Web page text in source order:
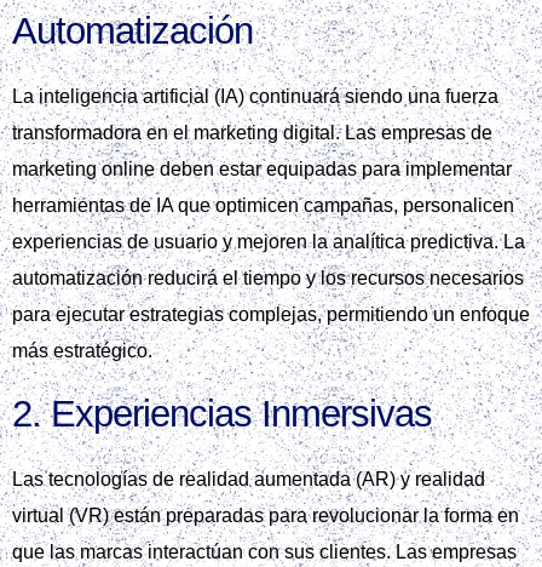
Automatización
La inteligencia artificial (IA) continuará siendo una fuerza
transformadora en el marketing digital. Las empresas de
marketing online deben estar equipadas para implementar
herramientas de IA que optimicen campañas, personalicen
experiencias de usuario y mejoren la analítica predictiva. La
automatización reducirá el tiempo y los recursos necesarios
para ejecutar estrategias complejas, permitiendo un enfoque
más estratégico.
2. Experiencias Inmersivas
Las tecnologías de realidad aumentada (AR) y realidad
virtual (VR) están preparadas para revolucionar la forma en
que las marcas interactúan con sus clientes. Las empresas